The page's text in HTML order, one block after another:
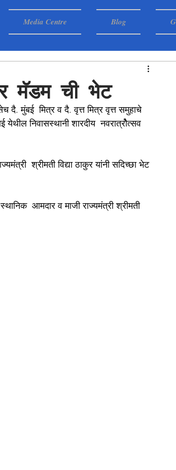
Media Centre Blog
मॅडम ची भेट
दै. मुंबई  मित्र व दै. वृत्त मित्र वृत्त समुहाचे
निवासस्थानी शारदीय  नवरात्रौेत्सव
श्रीमती विद्या ठाकुर यांनी सदिच्छा भेट
आमदार व माजी राज्यमंत्री श्रीमती